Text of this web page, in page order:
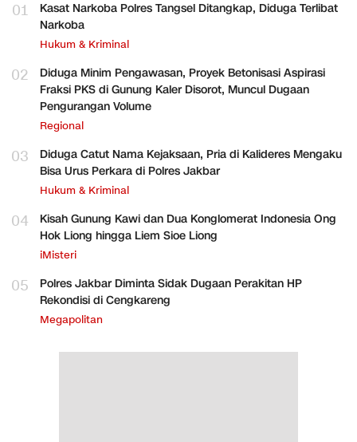
01
Kasat Narkoba Polres Tangsel Ditangkap, Diduga Terlibat
Narkoba
Hukum & Kriminal
02
Diduga Minim Pengawasan, Proyek Betonisasi Aspirasi
Fraksi PKS di Gunung Kaler Disorot, Muncul Dugaan
Pengurangan Volume
Regional
03
Diduga Catut Nama Kejaksaan, Pria di Kalideres Mengaku
Bisa Urus Perkara di Polres Jakbar
Hukum & Kriminal
04
Kisah Gunung Kawi dan Dua Konglomerat Indonesia Ong
Hok Liong hingga Liem Sioe Liong
iMisteri
05
Polres Jakbar Diminta Sidak Dugaan Perakitan HP
Rekondisi di Cengkareng
Megapolitan